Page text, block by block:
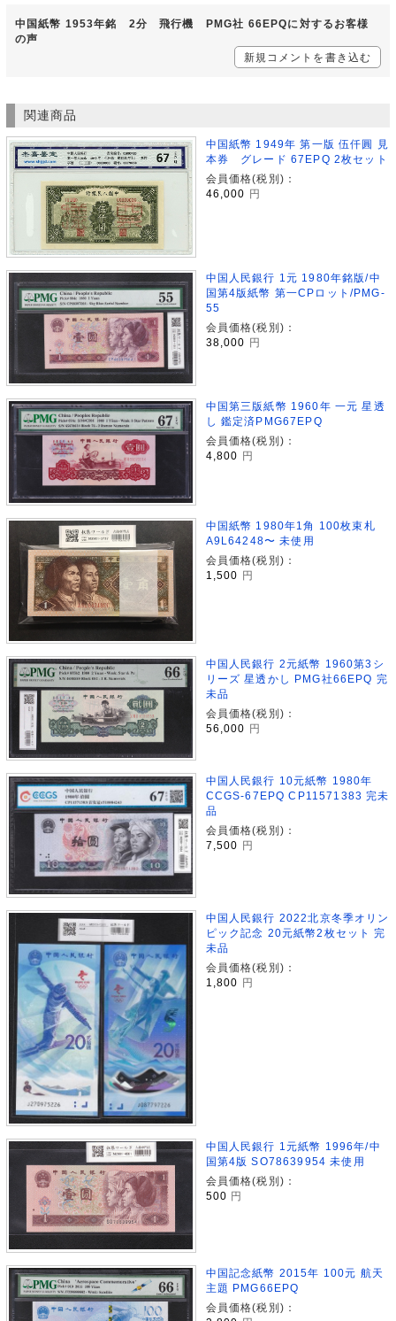
中国紙幣 1953年銘 2分 飛行機 PMG社 66EPQに対するお客様
の声
新規コメントを書き込む
関連商品
中国紙幣 1949年 第一版 伍仟圓 見
本券 グレード 67EPQ 2枚セット
会員価格(税別)：
46,000
円
中国人民銀行 1元 1980年銘版/中
国第4版紙幣 第一CPロット/PMG-
55
会員価格(税別)：
38,000 円
中国第三版紙幣 1960年 一元 星透
し 鑑定済PMG67EPQ
会員価格(税別)：
4,800
円
中国紙幣 1980年1角 100枚束札
A9L64248〜 未使用
会員価格(税別)：
1,500 円
中国人民銀行 2元紙幣 1960第3シ
リーズ 星透かし PMG社66EPQ 完
未品
会員価格(税別)：
56,000 円
中国人民銀行 10元紙幣 1980年
CCGS-67EPQ CP11571383 完未
品
会員価格(税別)：
7,500
円
中国人民銀行 2022北京冬季オリン
ピック記念 20元紙幣2枚セット 完
未品
会員価格(税別)：
1,800 円
中国人民銀行 1元紙幣 1996年/中
国第4版 SO78639954 未使用
会員価格(税別)：
500 円
中国記念紙幣 2015年 100元 航天
主題 PMG66EPQ
会員価格(税別)：